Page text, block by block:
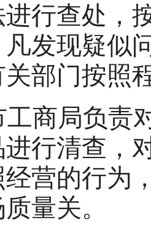
行查处，
发现疑似
关部门按照
工商局负责
进行清查，
经营的行为
量关。